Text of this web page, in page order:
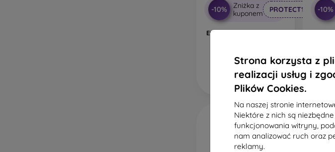
Strona korzysta z
realizacji usług i
Plików Cookies.
Na naszej stronie
Niektóre z nich są
funkcjonowania witryny,
nam analizować ruch oraz
reklamy.
-10%
Zniżka z
kuponem
PROTECT10
Etui Tech-Protect KLR100
76,90 zł
69,21 zł
Na stanie: > 5 szt.
-10%
Etui
Na